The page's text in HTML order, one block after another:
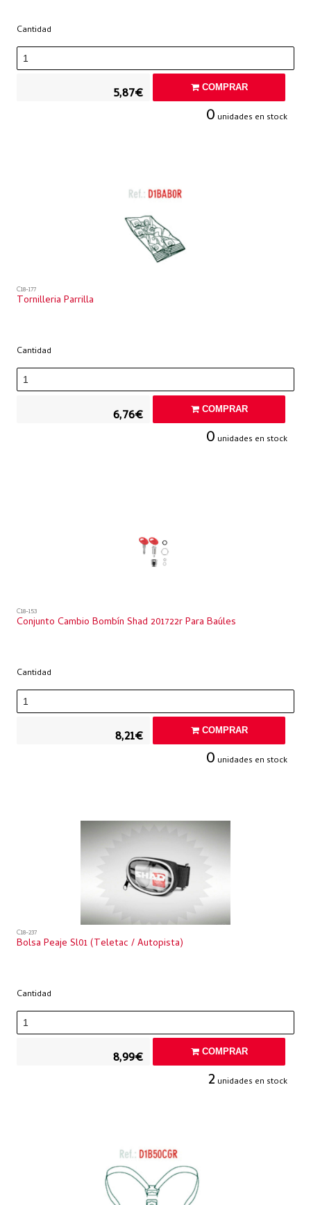
Cantidad
5,87€ COMPRAR
0 unidades en stock
C18-177
Tornilleria Parrilla
Cantidad
6,76€ COMPRAR
0 unidades en stock
C18-153
Conjunto Cambio Bombín Shad 201722r Para Baúles
Cantidad
8,21€ COMPRAR
0 unidades en stock
C18-237
Bolsa Peaje Sl01 (teletac / Autopista)
Cantidad
8,99€ COMPRAR
2 unidades en stock